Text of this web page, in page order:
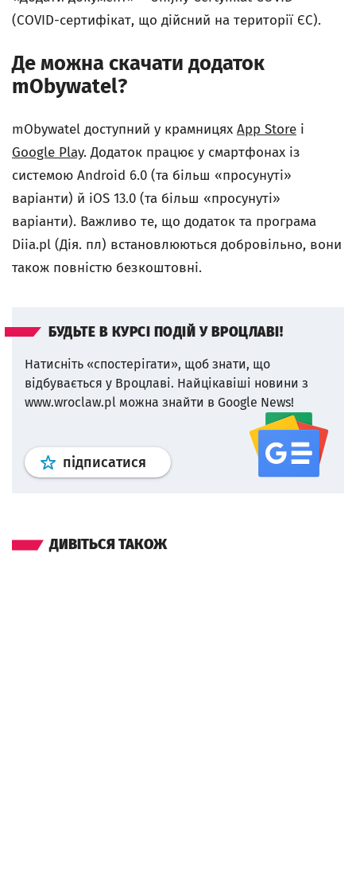
(COVID-сертифікат, що дійсний на території ЄС).
Де можна скачати додаток
mObywatel?
mObywatel доступний у крамницях App Store i
Google Play. Додаток працює у смартфонах із
системою Android 6.0 (та більш «просунуті»
варіанти) й iOS 13.0 (та більш «просунуті»
варіанти). Важливо те, що додаток та програма
Diia.pl (Дія. пл) встановлюються добровільно, вони
також повністю безкоштовні.
БУДЬТЕ В КУРСІ ПОДІЙ У ВРОЦЛАВІ!
Натисніть «спостерігати», щоб знати, що
відбувається у Вроцлаві. Найцікавіші новини з
www.wroclaw.pl можна знайти в Google News!
підписатися Профіль google news
ДИВІТЬСЯ ТАКОЖ